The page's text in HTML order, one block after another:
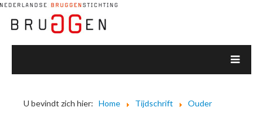
U bevindt zich hier: Home Tijdschrift Ouder